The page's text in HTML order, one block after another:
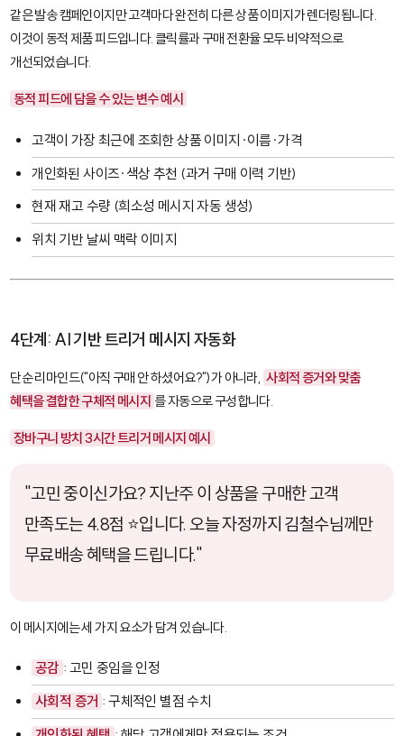
같은 발송 캠페인이지만 고객마다 완전히 다른 상품 이미지가 렌더링됩니다.
이것이 동적 제품 피드입니다. 클릭률과 구매 전환율 모두 비약적으로
개선되었습니다.
동적 피드에 담을 수 있는 변수 예시
고객이 가장 최근에 조회한 상품 이미지·이름·가격
개인화된 사이즈·색상 추천 (과거 구매 이력 기반)
현재 재고 수량 (희소성 메시지 자동 생성)
위치 기반 날씨 맥락 이미지
4단계: AI 기반 트리거 메시지 자동화
단순 리마인드("아직 구매 안 하셨어요?")가 아니라, 사회적 증거와 맞춤
혜택을 결합한 구체적 메시지 를 자동으로 구성합니다.
장바구니 방치 3시간 트리거 메시지 예시
"고민 중이신가요? 지난주 이 상품을 구매한 고객
만족도는 4.8점 ⭐입니다. 오늘 자정까지 김철수님께만
무료배송 혜택을 드립니다."
이 메시지에는 세 가지 요소가 담겨 있습니다.
공감 : 고민 중임을 인정
사회적 증거 : 구체적인 별점 수치